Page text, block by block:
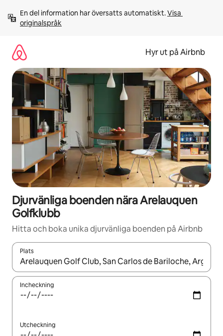
innehåll
En del information har översatts automatiskt. Visa
originalspråk
Hyr ut på Airbnb
Djurvänliga boenden nära Arelauquen
Golfklubb
Hitta och boka unika djurvänliga boenden på Airbnb
Plats
När resultaten är tillgängliga kan du navigera med upp- och
Incheckning
Utcheckning